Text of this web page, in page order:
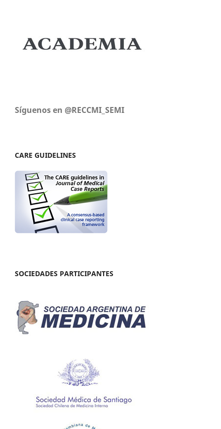
Síguenos en @RECCMI_SEMI
CARE GUIDELINES
SOCIEDADES PARTICIPANTES